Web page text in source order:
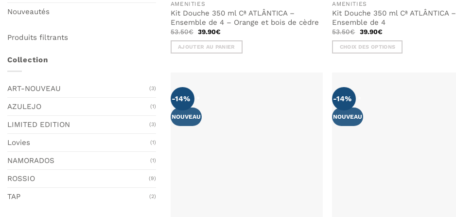
Nouveautés
Produits filtrants
Collection
ART-NOUVEAU (3)
AZULEJO (1)
LIMITED EDITION (3)
Lovies (1)
NAMORADOS (1)
ROSSIO (9)
TAP (2)
AMENITIES
Kit Douche 350 ml Cª ATLÂNTICA –
Ensemble de 4 – Orange et bois de cèdre
53.50€ Le
initial
était :
39.90€Le
actuel
est :
AJOUTER AU PANIER
AMENITIES
Kit Douche 350 ml Cª ATLÂNTICA –
Ensemble de 4
53.50€ Le
initial
était :
39.90€Le
actuel
est :
CHOIX DES OPTIONS
plusieurs
variations.
Les
options
-14%
NOUVEAU
-14%
NOUVEAU